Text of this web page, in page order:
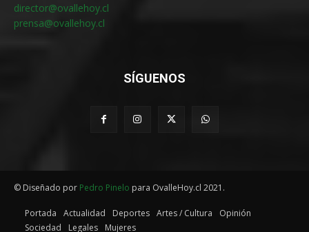
director@ovallehoy.cl
prensa@ovallehoy.cl
SÍGUENOS
© Diseñado por Pedro Pinelo para OvalleHoy.cl 2021.
Portada Actualidad Deportes Artes / Cultura
Opinión
Sociedad
Legales Mujeres